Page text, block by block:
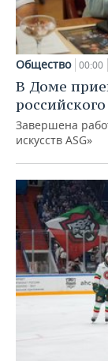
Общество 00:00
В Доме
Завершена
искусств ASG»